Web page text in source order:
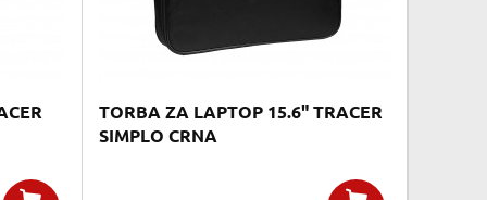
TORBA ZA LAPTOP 15.6" TRACER
SIMPLO CRNA